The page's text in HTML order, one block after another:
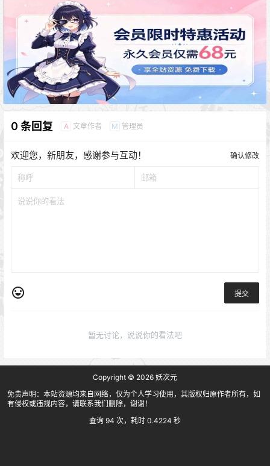
0 条回复 A 文章作者 M 管理员
欢迎您，新朋友，感谢参与互动！ 确认修改
提交
暂无讨论，说说你的看法吧
Copyright © 2026 妖次元
免责声明：本站资源均来自网络，仅为个人学习使用，其版权归原作者所有，如
有侵权或违规内容，请联系我们删除，谢谢！
查询 94 次，耗时 0.4224 秒